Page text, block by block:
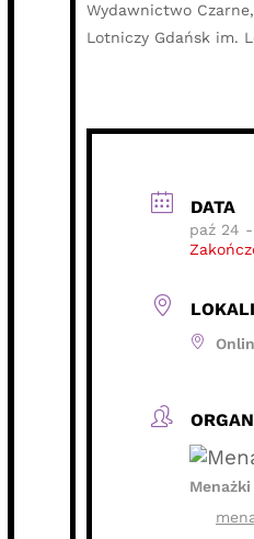
Wydawnictwo
Lotniczy Gdańsk im.
DATA
paź 24
Menażki